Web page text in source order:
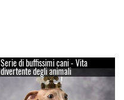
Serie di buffissimi cani - Vita
divertente degli animali